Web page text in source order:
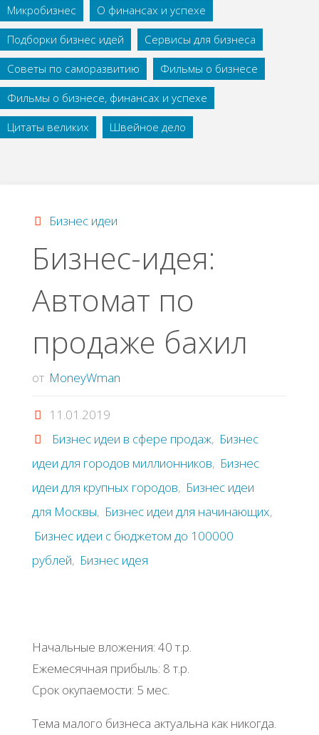
Микробизнес
О финансах и успехе
Подборки бизнес идей
Сервисы для бизнеса
Советы по саморазвитию
Фильмы о бизнесе
Фильмы о бизнесе, финансах и успехе
Цитаты великих
Швейное дело
Бизнес идеи
Бизнес-идея:
Автомат по
продаже бахил
от MoneyWman
11.01.2019
Бизнес идеи в сфере продаж, Бизнес
идеи для городов миллионников, Бизнес
идеи для крупных городов, Бизнес идеи
для Москвы, Бизнес идеи для начинающих,
Бизнес идеи с бюджетом до 100000
рублей, Бизнес идея
Начальные вложения: 40 т.р.
Ежемесячная прибыль: 8 т.р.
Срок окупаемости: 5 мес.
Тема малого бизнеса актуальна как никогда.